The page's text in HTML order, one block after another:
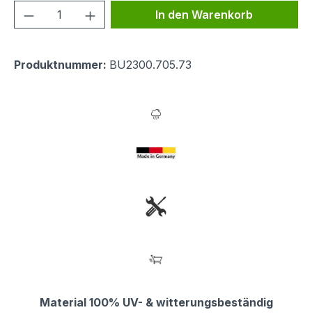
Produkt Anzahl: Gib denIn den Warenkorb
Produktnummer: BU2300.705.73
Material 100% UV- & witterungsbeständig